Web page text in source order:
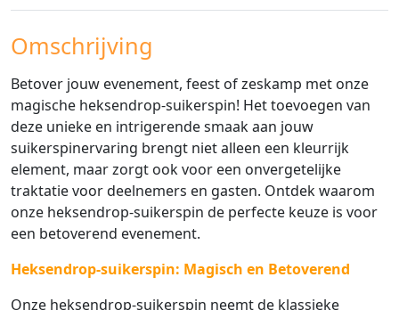
Omschrijving
Betover jouw evenement, feest of zeskamp met onze
magische heksendrop-suikerspin! Het toevoegen van
deze unieke en intrigerende smaak aan jouw
suikerspinervaring brengt niet alleen een kleurrijk
element, maar zorgt ook voor een onvergetelijke
traktatie voor deelnemers en gasten. Ontdek waarom
onze heksendrop-suikerspin de perfecte keuze is voor
een betoverend evenement.
Heksendrop-suikerspin: Magisch en Betoverend
Onze heksendrop-suikerspin neemt de klassieke